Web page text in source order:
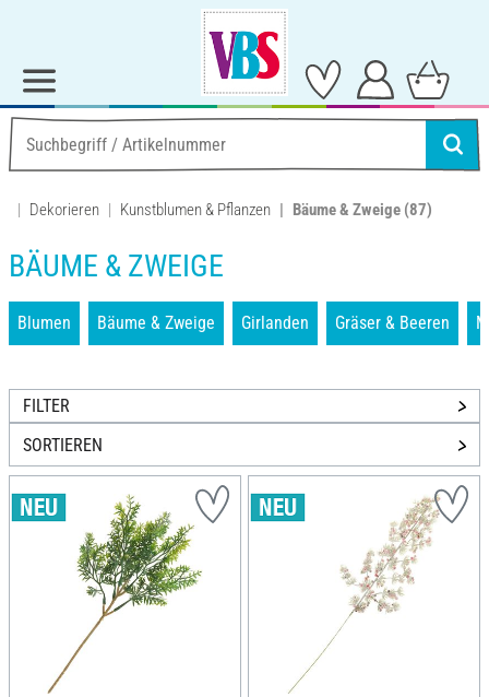
Dekorieren Kunstblumen & Pflanzen Bäume & Zweige (87)
BÄUME & ZWEIGE
Blumen Bäume & Zweige Girlanden Gräser & Beeren
FILTER
SORTIEREN